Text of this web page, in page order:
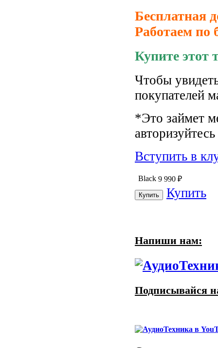
Бесплатная
Работаем по
Купите этот
Чтобы
покупателей
*Это займет
Вступить в
Black 9 990 ₽
Купить
Напиши нам:
Подписывайся